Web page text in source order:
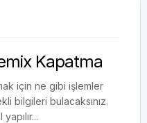
Kapatma
için ne gibi işlemler
bilgileri bulacaksınız.